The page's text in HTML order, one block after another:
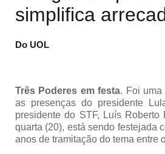
simplifica
Do UOL
Três Poderes em festa. Foi uma
as presenças do presidente
presidente do STF, Luís Roberto
quarta (20), está sendo festejada
anos de tramitação do tema entre